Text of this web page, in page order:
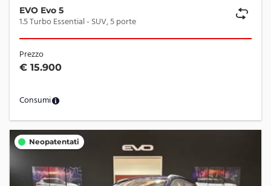
EVO Evo 5
1.5 Turbo Essential - SUV, 5 porte
Prezzo
€ 15.900
Consumi
Neopatentati